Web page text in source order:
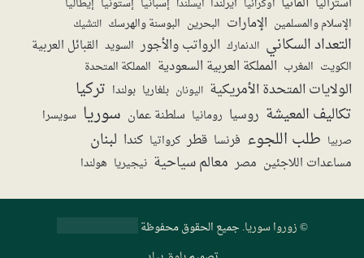
أوكرانيا أيسلندا
الإسلام والمسلمين الإمارات البحرين البوسنة والهرسك التشيك
التعداد السكاني الدنمارك الرواتب والأجور السويد القبائل العربية
الكويت المغرب المملكة العربية السعودية المملكة المتحدة
الولايات المتحدة الأمريكية اليونان بلغاريا بولندا تركيا
تكاليف المعيشة روسيا رومانيا سلطنة عمان سوريا سويسرا
صربيا طلب اللجوء فرنسا قطر كرواتيا كندا لبنان
مساعدات اللاجئين مصر معالم سياحية نيجيريا هولندا
©زوروا سوريا. جميع الحقوق محفوظة